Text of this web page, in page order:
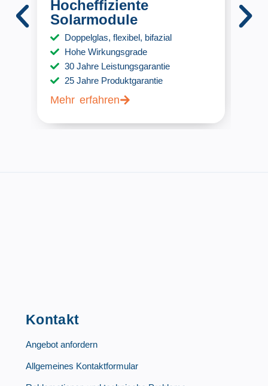
Hocheffiziente
Solarmodule
Doppelglas, flexibel, bifazial
Hohe Wirkungsgrade
30 Jahre Leistungsgarantie
25 Jahre Produktgarantie
Mehr erfahren
Kontakt
Angebot anfordern
Allgemeines Kontaktformular